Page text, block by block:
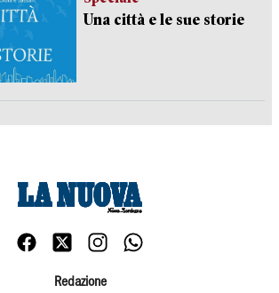
Una città e le sue storie
Redazione